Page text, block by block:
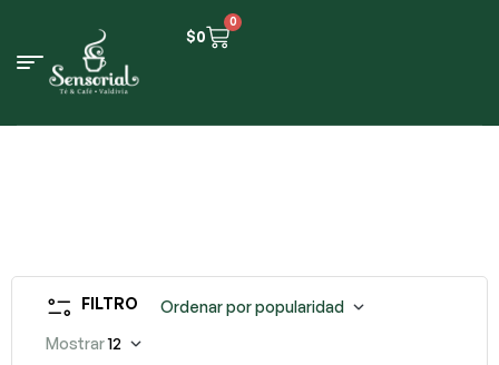
$0
0
FILTRO
Ordenar por popularidad
Mostrar12